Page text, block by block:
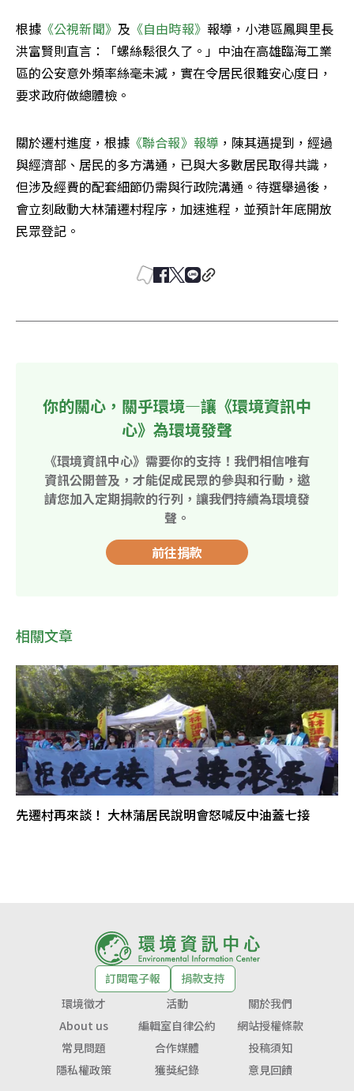
根據 《公視新聞》 及 《自由時報》 報導，小港區鳳興里長
洪富賢則直言：「螺絲鬆很久了。」中油在高雄臨海工業
區的公安意外頻率絲毫未減，實在令居民很難安心度日，
要求政府做總體檢。
關於遷村進度，根據 《聯合報》報導 ，陳其邁提到，經過
與經濟部、居民的多方溝通，已與大多數居民取得共識，
但涉及經費的配套細節仍需與行政院溝通。待選舉過後，
會立刻啟動大林蒲遷村程序，加速進程，並預計年底開放
民眾登記。
你的關心，關乎環境—讓《環境資訊中
心》為環境發聲
《環境資訊中心》需要你的支持！我們相信唯有
資訊公開普及，才能促成民眾的參與和行動，邀
請您加入定期捐款的行列，讓我們持續為環境發
聲。
前往捐款
相關文章
先遷村再來談！ 大林蒲居民說明會怒喊反中油蓋七接
訂閱電子報
捐款支持
環境徵才
活動
關於我們
About us
編輯室自律公約
網站授權條款
常見問題
合作媒體
投稿須知
隱私權政策
獲獎紀錄 意見回饋